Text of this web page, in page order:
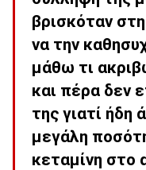
βρισκόταν
να την
μάθω τι
και πέρα δεν
της γιατί ήδη
μεγάλη
κεταμίνη στο